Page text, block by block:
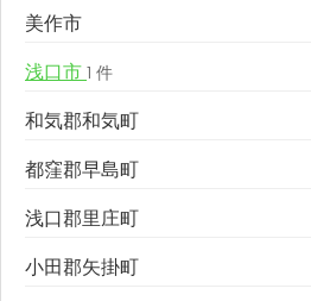
美作市
浅口市 1 件
和気郡和気町
都窪郡早島町
浅口郡里庄町
小田郡矢掛町